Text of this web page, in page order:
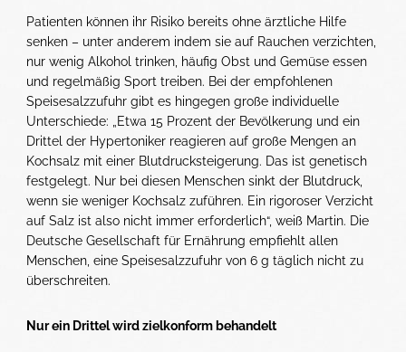
Patienten können ihr Risiko bereits ohne ärztliche Hilfe
senken – unter anderem indem sie auf Rauchen verzichten,
nur wenig Alkohol trinken, häufig Obst und Gemüse essen
und regelmäßig Sport treiben. Bei der empfohlenen
Speisesalzzufuhr gibt es hingegen große individuelle
Unterschiede: „Etwa 15 Prozent der Bevölkerung und ein
Drittel der Hypertoniker reagieren auf große Mengen an
Kochsalz mit einer Blutdrucksteigerung. Das ist genetisch
festgelegt. Nur bei diesen Menschen sinkt der Blutdruck,
wenn sie weniger Kochsalz zuführen. Ein rigoroser Verzicht
auf Salz ist also nicht immer erforderlich“, weiß Martin. Die
Deutsche Gesellschaft für Ernährung empfiehlt allen
Menschen, eine Speisesalzzufuhr von 6 g täglich nicht zu
überschreiten.
Nur ein Drittel wird zielkonform behandelt